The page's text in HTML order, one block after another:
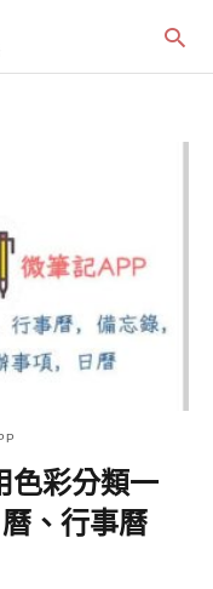
色彩分類一
、行事曆